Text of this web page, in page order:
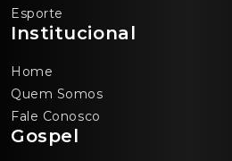
Esporte
Institucional
Home
Quem Somos
Fale Conosco
Gospel